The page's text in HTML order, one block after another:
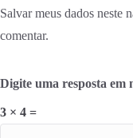
Salvar meus dados neste
comentar.
Digite uma resposta em
3 × 4 =